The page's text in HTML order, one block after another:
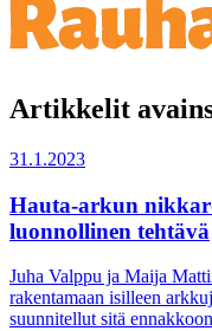
Artikkelit
31.1.2023
Hauta-arkun
luonnollinen tehtävä
Juha Valppu ja Maija
rakentamaan isilleen
suunnitellut sitä